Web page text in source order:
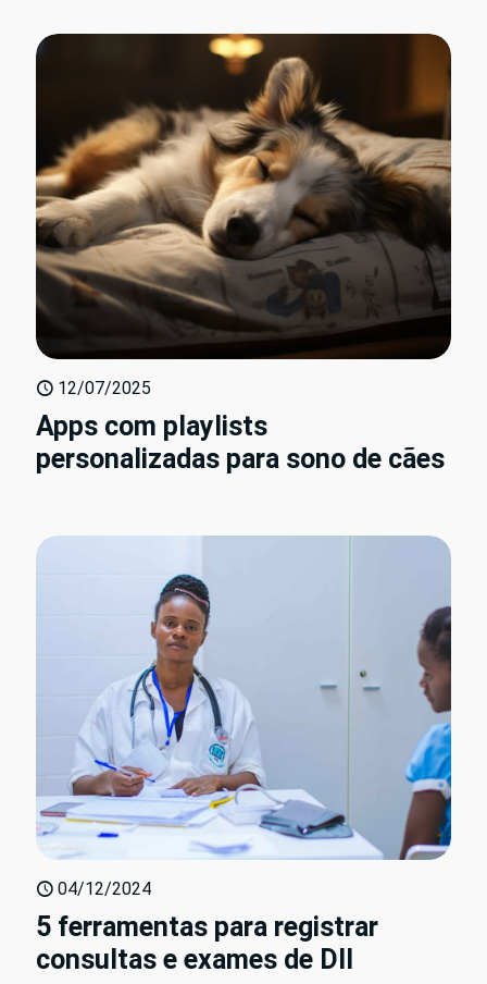
12/07/2025
Apps com playlists
personalizadas para sono de cães
04/12/2024
5 ferramentas para registrar
consultas e exames de DII